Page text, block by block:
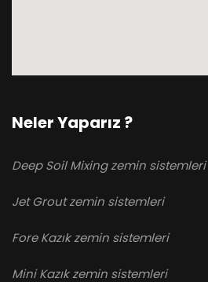
Neler Yaparız ?
Deep Soil Mixing zemin sistemleri
Jet Grout zemin sistemleri
Fore Kazık zemin sistemleri
Mini Kazık zemin sistemleri